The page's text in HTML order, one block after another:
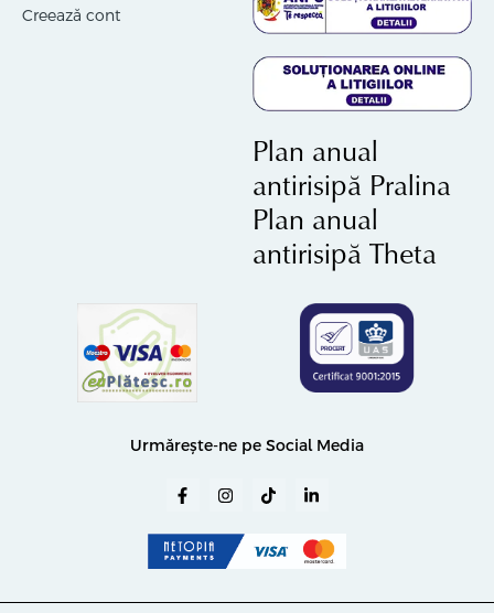
Creează cont
Plan anual
antirisipă Pralina
Plan anual
antirisipă Theta
Urmărește-ne pe Social Media